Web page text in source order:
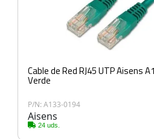
Cable de Red RJ45 UTP Aisens
Verde
P/N: A133-0194
Aisens
24 uds.